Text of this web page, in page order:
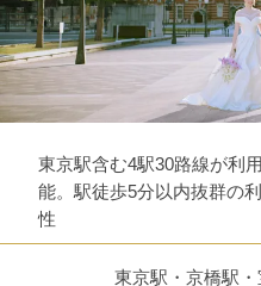
東京駅含む4駅30路線が利
能。駅徒歩5分以内抜群の
性
東京駅・京橋駅